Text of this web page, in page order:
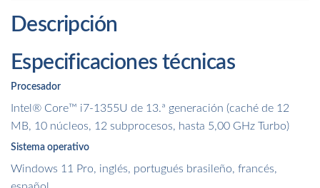
Descripción
Especificaciones técnicas
Procesador
Intel® Core™ i7-1355U de 13.ª generación (caché de 12
MB, 10 núcleos, 12 subprocesos, hasta 5,00 GHz Turbo)
Sistema operativo
Windows 11 Pro, inglés, portugués brasileño, francés,